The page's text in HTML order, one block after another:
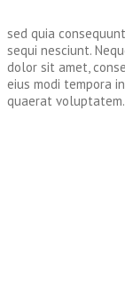
sed quia
sequi nesciunt.
dolor sit amet,
eius modi tempora
quaerat voluptatem.